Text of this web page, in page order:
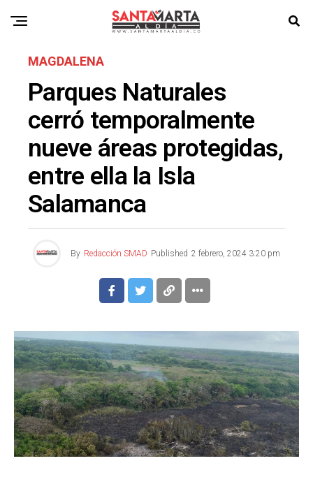
MAGDALENA
Parques Naturales
cerró temporalmente
nueve áreas protegidas,
entre ella la Isla
Salamanca
By Redacción SMAD Published 2 febrero, 2024 3:20 pm